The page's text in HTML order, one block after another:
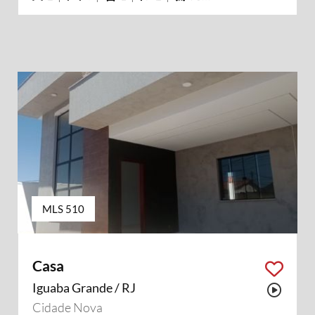
MLS 510
Casa
Iguaba Grande / RJ
Cidade Nova